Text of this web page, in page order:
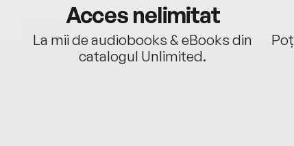
Acces nelimitat
La mii de audiobooks & eBooks din
catalogul Unlimited.